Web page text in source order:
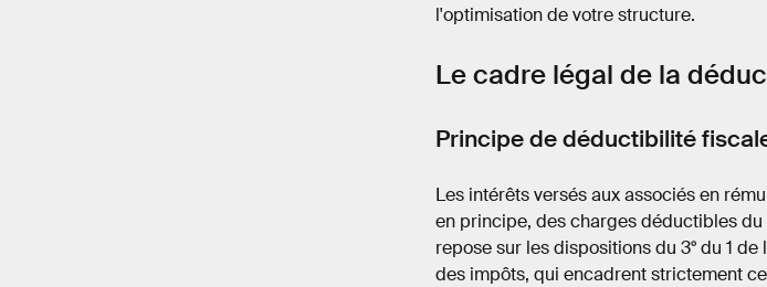
l'optimisation de votre structure.
Le cadre légal de la
Principe de déductibilité
Les intérêts versés aux associés en
en principe, des charges déductibles
repose sur les dispositions du 3° du 1
des impôts, qui encadrent strictement